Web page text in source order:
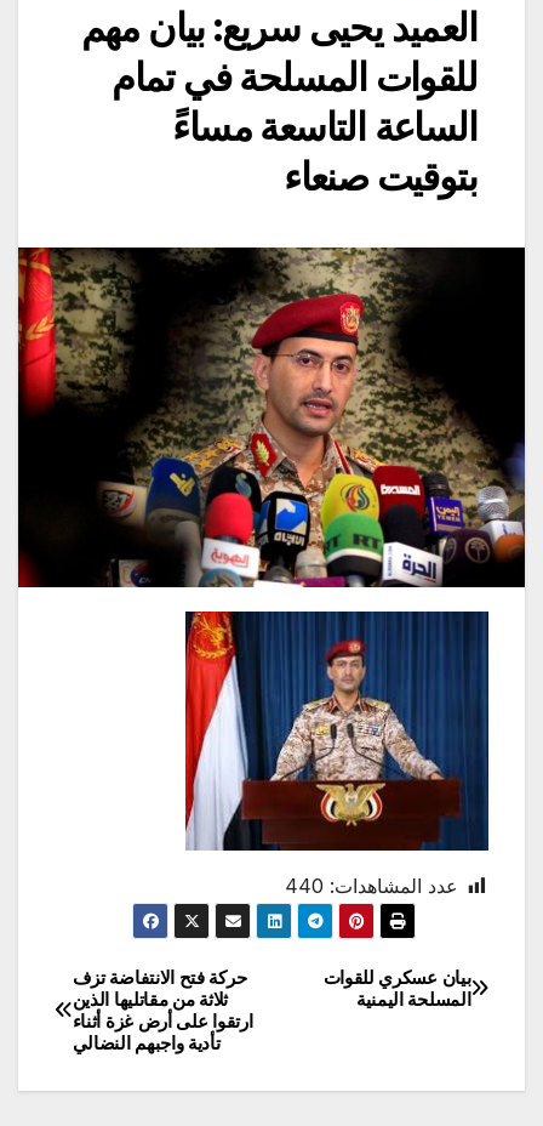
العميد يحيى سريع: بيان مهم
للقوات المسلحة في تمام
الساعة التاسعة مساءً
بتوقيت صنعاء
عدد المشاهدات: 440
تصفّح
حركة فتح الانتفاضة تزف
ثلاثة من مقاتليها الذين
ارتقوا على أرض غزة أثناء
تأدية واجبهم النضالي
بيان عسكري للقوات
المسلحة اليمنية